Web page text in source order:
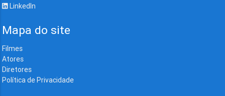
LinkedIn
Mapa do site
Filmes
Atores
Diretores
Política de Privacidade